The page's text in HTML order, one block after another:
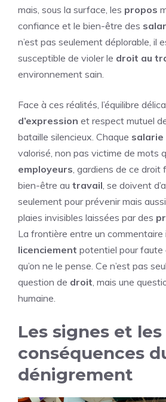
mais, sous la surface, les propos
confiance et le bien-être des
n’est pas seulement déplorable, il
susceptible de violer le droit au
environnement sain.
Face à ces réalités, l’équilibre
d’expression et respect mutuel
bataille silencieux. Chaque salarie
valorisé, non pas victime de mots
employeurs, gardiens de ce droit
bien-être au travail, se doivent
seulement pour prévenir mais
plaies invisibles laissées par des
La frontière entre un
licenciement potentiel pour faute
qu’on ne le pense. Ce n’est pas
question de droit, mais une
humaine.
Les signes et les
conséquences
dénigrement